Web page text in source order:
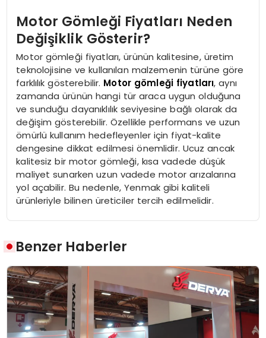
Motor Gömleği Fiyatları Neden
Değişiklik Gösterir?
Motor gömleği fiyatları, ürünün kalitesine, üretim
teknolojisine ve kullanılan malzemenin türüne göre
farklılık gösterebilir. Motor gömleği fiyatları, aynı
zamanda ürünün hangi tür araca uygun olduğuna
ve sunduğu dayanıklılık seviyesine bağlı olarak da
değişim gösterebilir. Özellikle performans ve uzun
ömürlü kullanım hedefleyenler için fiyat-kalite
dengesine dikkat edilmesi önemlidir. Ucuz ancak
kalitesiz bir motor gömleği, kısa vadede düşük
maliyet sunarken uzun vadede motor arızalarına
yol açabilir. Bu nedenle, Yenmak gibi kaliteli
ürünleriyle bilinen üreticiler tercih edilmelidir.
Benzer Haberler